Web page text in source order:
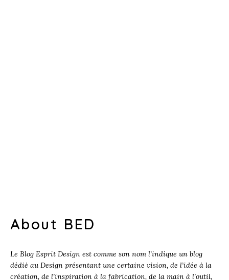
About BED
Le Blog Esprit Design est comme son nom l’indique un blog
dédié au Design présentant une certaine vision, de l’idée à la
création, de l’inspiration à la fabrication, de la main à l’outil,